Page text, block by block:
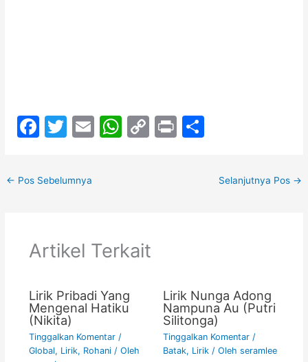
F
c
e
o
T
er
E
W
p
C
k
Pr
ar
← Pos Sebelumnya Selanjutnya Pos →
Artikel Terkait
Lirik Pribadi Yang
Mengenal Hatiku
(Nikita)
Tinggalkan Komentar /
Global, Lirik, Rohani/ Oleh
Lirik Nunga Adong
Nampuna Au (Putri
Silitonga)
Tinggalkan Komentar /
Batak, Lirik/ Oleh seramlee